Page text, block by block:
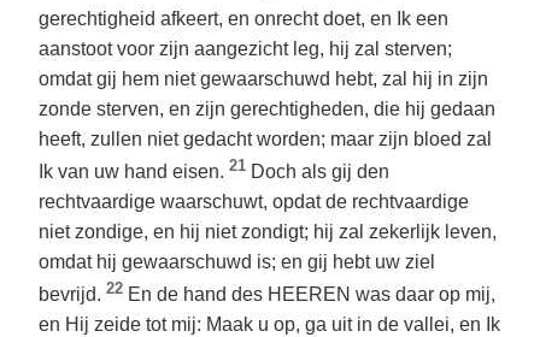
gerechtigheid afkeert, en onrecht doet, en Ik een
aanstoot voor zijn aangezicht leg, hij zal sterven;
omdat gij hem niet gewaarschuwd hebt, zal hij in zijn
zonde sterven, en zijn gerechtigheden, die hij gedaan
heeft, zullen niet gedacht worden; maar zijn bloed zal
Ik van uw hand eisen. 21 Doch als gij den
rechtvaardige waarschuwt, opdat de rechtvaardige
niet zondige, en hij niet zondigt; hij zal zekerlijk leven,
omdat hij gewaarschuwd is; en gij hebt uw ziel
bevrijd. 22 En de hand des HEEREN was daar op mij,
en Hij zeide tot mij: Maak u op, ga uit in de vallei, en Ik